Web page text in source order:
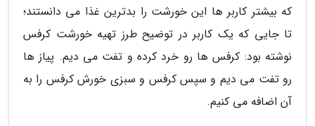
که بیشتر کاربر ها این خورشت را بدترین غذا می دانستند؛
تا جایی که یک کاربر در توضیح طرز تهیه خورشت کرفس
نوشته بود: کرفس ها رو خرد کرده و تفت می دیم. پیاز ها
رو تفت می دیم و سپس کرفس و سبزی خورش کرفس را به
آن اضافه می کنیم.